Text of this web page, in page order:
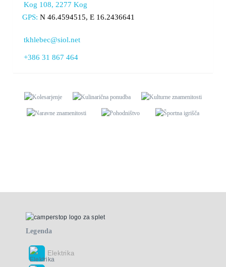
Kog 108, 2277 Kog
GPS: N 46.4594515, E 16.2436641
tkhlebec@siol.net
+386 31 867 464
Legenda
Elektrika